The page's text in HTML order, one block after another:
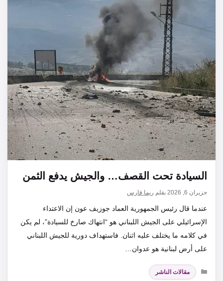
السيادة تحت القصف… والجيش يدفع الثمن
حزيران 6, 2026 بقلم ريما فارس
عندما قال رئيس الجمهورية العماد جوزيف عون إن الاعتداء
الإسرائيلي على الجيش اللبناني هو “انتهاك صارخ للسيادة”، لم يكن
في كلامه ما يختلف عليه اثنان. فاستهداف دورية للجيش اللبناني
على أرض لبنانية هو عدوان…
التصنيفات
مقالات الناشر